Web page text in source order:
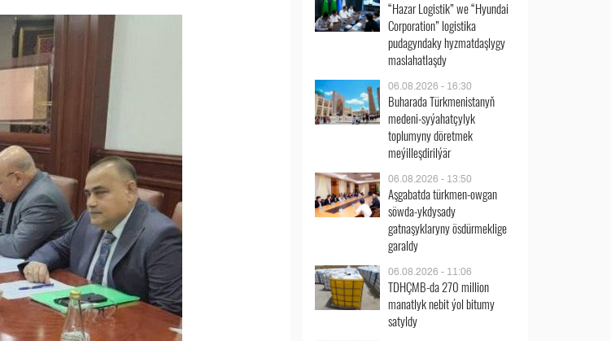
“Hazar Logistik” we “Hyundai
Corporation” logistika
pudagyndaky hyzmatdaşlygy
maslahatlaşdy
06.08.2026 - 16:30
Buharada Türkmenistanyň
medeni-syýahatçylyk
toplumyny döretmek
meýilleşdirilýär
06.08.2026 - 13:50
Aşgabatda türkmen-owgan
söwda-ykdysady
gatnaşyklaryny ösdürmeklige
garaldy
06.08.2026 - 11:06
TDHÇMB-da 270 million
manatlyk nebit ýol bitumy
satyldy